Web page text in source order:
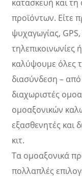
κατασκευή και
προϊόντων. Είτε
ψυχαγωγίας,
καλύψουμε όλες
διασύνδεση – από
διαχωριστές
ομοαξονικών
εξασθενητές και
κιτ.
Τα ομοαξονικά
πολλαπλές